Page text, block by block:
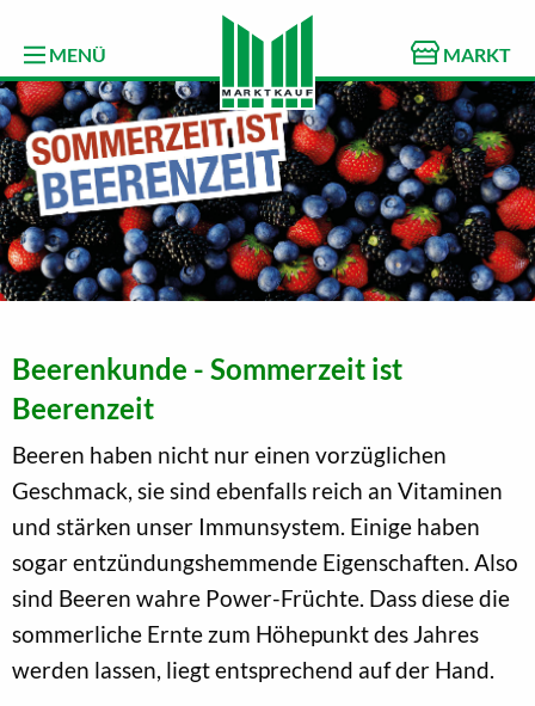
MENÜ MARKT
Beerenkunde - Sommerzeit ist
Beerenzeit
Beeren haben nicht nur einen vorzüglichen
Geschmack, sie sind ebenfalls reich an Vitaminen
und stärken unser Immunsystem. Einige haben
sogar entzündungshemmende Eigenschaften. Also
sind Beeren wahre Power-Früchte. Dass diese die
sommerliche Ernte zum Höhepunkt des Jahres
werden lassen, liegt entsprechend auf der Hand.